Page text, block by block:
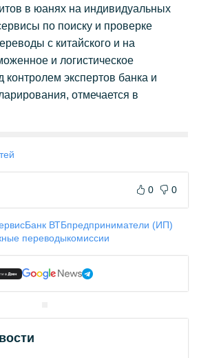
в юанях на индивидуальных
по поиску и проверке
с китайского и на
и логистическое
экспертов банка и
отмечается в
0 0
Банк ВТБпредприниматели (ИП)
переводыкомиссии